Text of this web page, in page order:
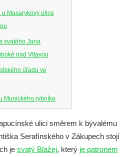
Masarykovy ulice
svatého Jana
nad Vltavou
úřadu ve
Munického rybníka
objezdem a
Hluboké nad
ulici směrem k bývalému
Serafínského v Zákupech stojí
je svatý Blažej, který je patronem